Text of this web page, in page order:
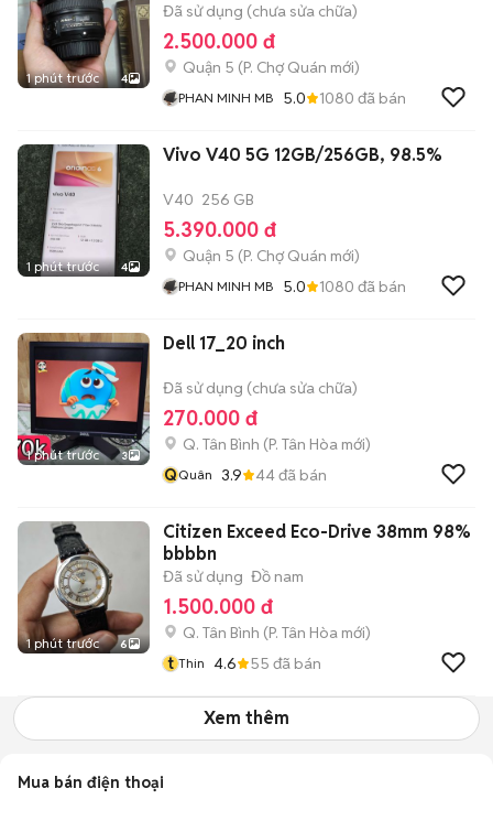
1 phút trước 4
Đã sử dụng (chưa sửa chữa)
2.500.000 đ
Quận 5 (P. Chợ Quán mới)
PHAN MINH MB 5.0 1080 đã bán
1 phút trước 4
Vivo V40 5G 12GB/256GB, 98.5%
V40 256 GB
5.390.000 đ
Quận 5 (P. Chợ Quán mới)
PHAN MINH MB 5.0 1080 đã bán
1 phút trước 3
Dell 17_20 inch
Đã sử dụng (chưa sửa chữa)
270.000 đ
Q. Tân Bình (P. Tân Hòa mới)
QQuân 3.9 44đã bán
1 phút trước 6
Citizen Exceed Eco-Drive 38mm 98%
bbbbn
Đã sử dụng Đồ nam
1.500.000 đ
Q. Tân Bình (P. Tân Hòa mới)
t Thin 4.6 55 đã bán
Xem thêm
Mua bán điện thoại